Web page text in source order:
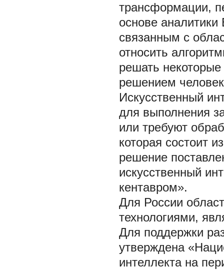
трансформации,
основе
связанным с
относить
решать
решением
Искусственный
для выполнения
или требуют
которая состоит
решение
искусственный
кентавром».
Для России
технологиями,
Для поддержки
утверждена
интеллекта на